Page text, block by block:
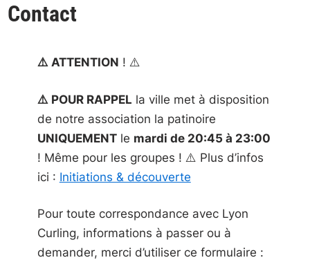
Contact
⚠️ ATTENTION ! ⚠️
⚠️ POUR RAPPEL la ville met à disposition
de notre association la patinoire
UNIQUEMENTle mardi de 20:45 à 23:00
! Même pour les groupes ! ⚠️ Plus d’infos
ici : Initiations & découverte
Pour toute correspondance avec Lyon
Curling, informations à passer ou à
demander, merci d’utiliser ce formulaire :